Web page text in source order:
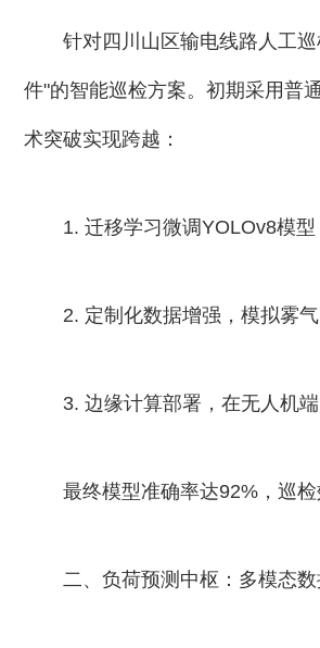
针对四川山区输电线路人工
件"的智能巡检方案。初期采用普
术突破实现跨越：
1. 迁移学习微调YOLOv8模
2. 定制化数据增强，模拟雾
3. 边缘计算部署，在无人机
最终模型准确率达92%，巡
二、负荷预测中枢：多模态